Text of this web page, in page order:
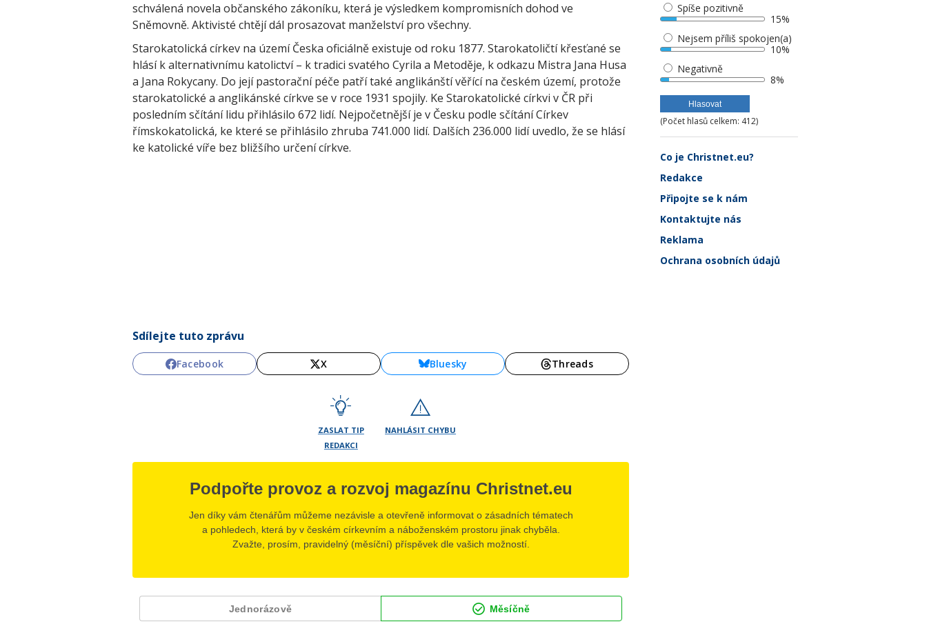
schválená novela občanského zákoníku, která je výsledkem kompromisních dohod ve
Sněmovně. Aktivisté chtějí dál prosazovat manželství pro všechny.
Starokatolická církev na území Česka oficiálně existuje od roku 1877. Starokatoličtí křesťané se
hlásí k alternativnímu katolictví – k tradici svatého Cyrila a Metoděje, k odkazu Mistra Jana Husa
a Jana Rokycany. Do její pastorační péče patří také anglikánští věřící na českém území, protože
starokatolické a anglikánské církve se v roce 1931 spojily. Ke Starokatolické církvi v ČR při
posledním sčítání lidu přihlásilo 672 lidí. Nejpočetnější je v Česku podle sčítání Církev
římskokatolická, ke které se přihlásilo zhruba 741.000 lidí. Dalších 236.000 lidí uvedlo, že se hlásí
ke katolické víře bez bližšího určení církve.
Sdílejte tuto zprávu
Facebook X Bluesky Threads
ZASLAT TIP
REDAKCI
NAHLÁSIT CHYBU
Spíše pozitivně
15%
Nejsem příliš spokojen(a)
10%
Negativně
8%
(Počet hlasů celkem: 412)
Co je Christnet.eu?
Redakce
Připojte se k nám
Kontaktujte nás
Reklama
Ochrana osobních údajů